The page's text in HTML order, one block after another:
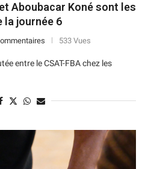
Aboubacar Koné sont les
la journée 6
533 Vues
entre le CSAT-FBA chez les